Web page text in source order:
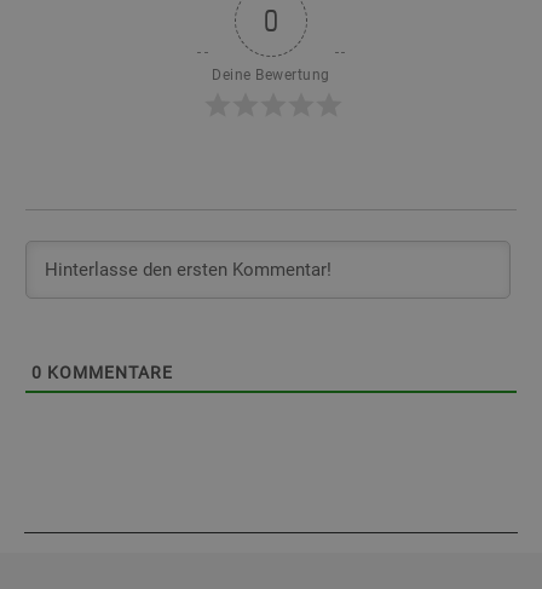
0
Deine Bewertung
0 KOMMENTARE